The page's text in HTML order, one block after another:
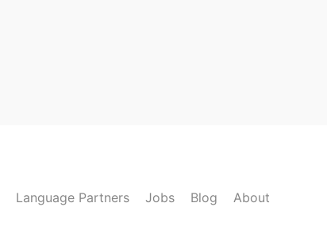
Language Partners Jobs Blog About